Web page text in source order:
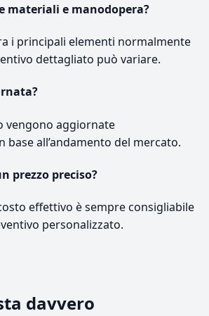
materiali e manodopera?
i principali elementi normalmente
dettagliato può variare.
vengono aggiornate
base all’andamento del mercato.
prezzo preciso?
effettivo è sempre consigliabile
personalizzato.
davvero